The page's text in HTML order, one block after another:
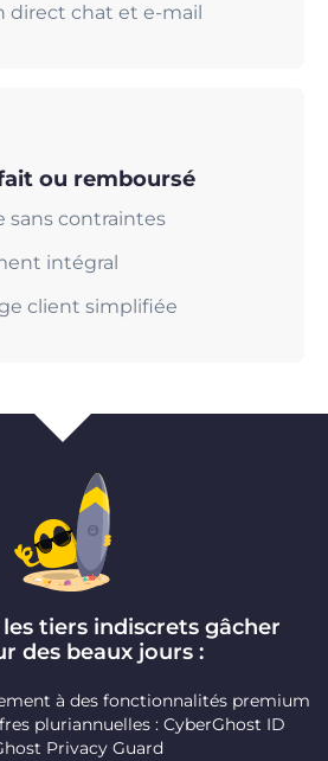
direct chat et e-mail
ou remboursé
sans contraintes
intégral
client simplifiée
les tiers indiscrets gâcher
des beaux jours :
à des fonctionnalités premium
pluriannuelles : CyberGhost ID
Privacy Guard